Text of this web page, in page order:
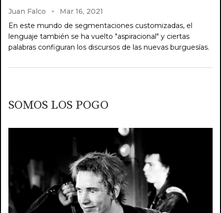
Juan Falco
Mar 16, 2021
En este mundo de segmentaciones customizadas, el
lenguaje también se ha vuelto "aspiracional" y ciertas
palabras configuran los discursos de las nuevas burguesías.
SOMOS LOS POGO